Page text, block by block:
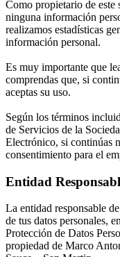
Como propietario de
ninguna información
realizamos estadísticas
información personal.
Es muy importante que
comprendas que, si
aceptas su uso.
Según los términos
de Servicios de la
Electrónico, si continúas
consentimiento para el
Entidad
La entidad responsable
de tus datos personales,
Protección de Datos
propiedad de Marco